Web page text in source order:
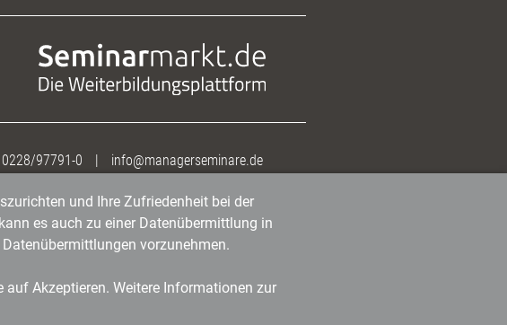
0228/97791-0 | info@managerseminare.de
und Ihre Zufriedenheit bei der
es auch zu einer Datenübermittlung in
vorzunehmen.
Akzeptieren. Weitere Informationen zur